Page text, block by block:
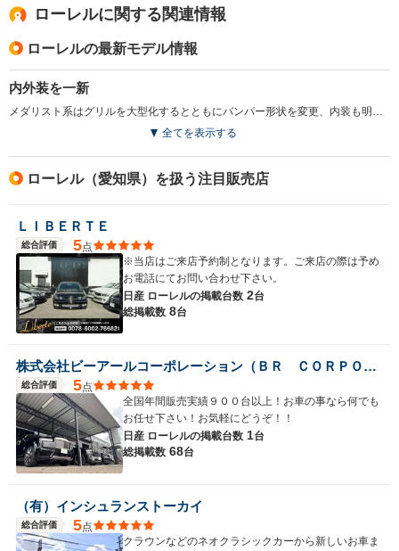
ローレルに関する関連情報
ローレルの最新モデル情報
内外装を一新
メダリスト系はグリルを大型化するとともにバンパー形状を変更、内装も明るいカラーに変更された。クラブS系はグリルをスモークメッキタイプに、内装はシート地が変更された。ヘッドライト形状が変更され、上級グレードは丸型4灯キセノンヘッドランプとなった。（1999.8）
全てを表示する
ローレル（愛知県）を扱う注目販売店
ＬＩＢＥＲＴＥ
総合評価 5点
※当店はご来店予約制となります。ご来店の際は予め
お電話にてお問い合わせ下さい。
日産 ローレルの掲載台数 2台
総掲載数 8台
株式会社ビーアールコーポレーション（ＢＲ ＣＯＲＰＯＲＡＴＩＯＮ）
総合評価 5点
全国年間販売実績９００台以上！お車の事なら何でも
お任せ下さい！お気軽にどうぞ！！
日産 ローレルの掲載台数 1台
総掲載数 68台
（有）インシュランストーカイ
総合評価 5点
クラウンなどのネオクラシックカーから新しいお車ま